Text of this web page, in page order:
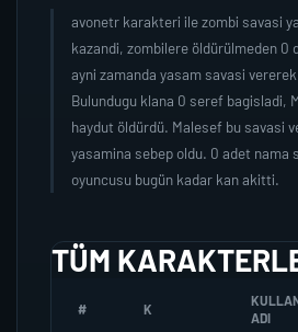
avonetr karakteri ile zombi savasi
kazandi, zombilere öldürülmeden 0
ayni zamanda yasam savasi
Bulundugu klana 0 seref bagisladi,
haydut öldürdü. Malesef bu savasi
yasamina sebep oldu. 0 adet nama
oyuncusu bugün kadar kan akitti.
TÜM
# K
ADI